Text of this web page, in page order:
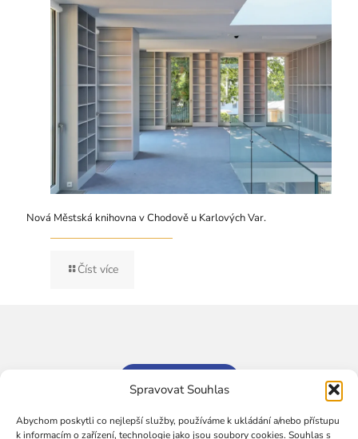
Spravovat Souhlas
Abychom poskytli co nejlepší služby, používáme k ukládání a/nebo přístupu
k informacím o zařízení, technologie jako jsou soubory cookies. Souhlas s
Nová Městská knihovna v Chodově u Karlových Var.
Číst více